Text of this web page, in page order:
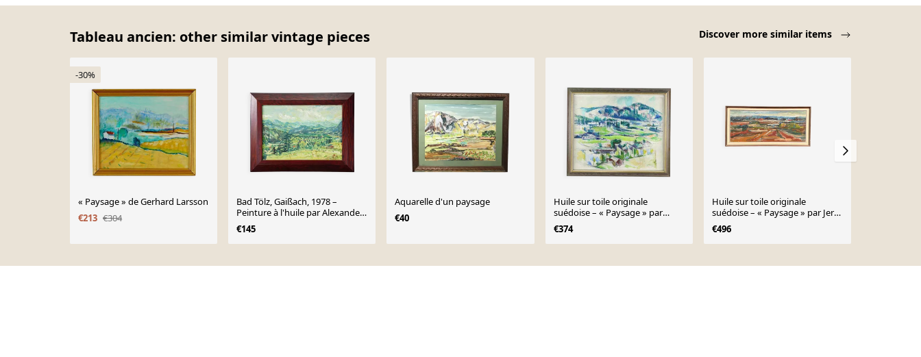
Tableau ancien: other similar vintage pieces Discover more similar items
-30%
« Paysage » de Gerhard Larsson
€213 €304
Bad Tölz, Gaißach, 1978 –
Peinture à l'huile par Alexander
Michael
€145
Aquarelle d'un paysage
€40
Huile sur toile originale
suédoise – « Paysage » par
Sture Ekengren – vintage et
encadrée – 63 × 74 cm
€374
Huile sur toile originale
suédoise – « Paysage » par Jerzy
Luczak‑Szewczyk (1923–1975)
€496